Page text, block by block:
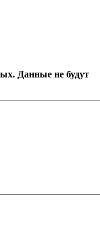
Данные не будут